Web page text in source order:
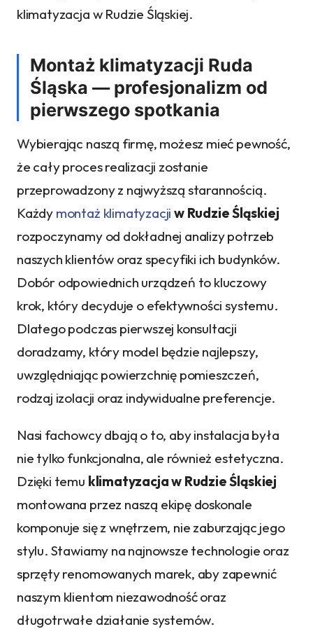
klimatyzacja w Rudzie Śląskiej.
Montaż klimatyzacji Ruda
Śląska — profesjonalizm od
pierwszego spotkania
Wybierając naszą firmę, możesz mieć pewność,
że cały proces realizacji zostanie
przeprowadzony z najwyższą starannością.
Każdy montaż klimatyzacjiw Rudzie Śląskiej
rozpoczynamy od dokładnej analizy potrzeb
naszych klientów oraz specyfiki ich budynków.
Dobór odpowiednich urządzeń to kluczowy
krok, który decyduje o efektywności systemu.
Dlatego podczas pierwszej konsultacji
doradzamy, który model będzie najlepszy,
uwzględniając powierzchnię pomieszczeń,
rodzaj izolacji oraz indywidualne preferencje.
Nasi fachowcy dbają o to, aby instalacja była
nie tylko funkcjonalna, ale również estetyczna.
Dzięki temu klimatyzacja w Rudzie Śląskiej
montowana przez naszą ekipę doskonale
komponuje się z wnętrzem, nie zaburzając jego
stylu. Stawiamy na najnowsze technologie oraz
sprzęty renomowanych marek, aby zapewnić
naszym klientom niezawodność oraz
długotrwałe działanie systemów.